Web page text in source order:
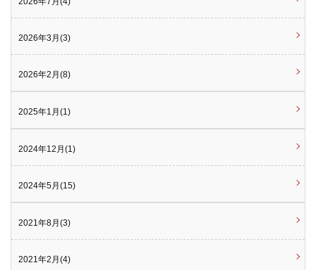
2026年3月(3)
2026年2月(8)
2025年1月(1)
2024年12月(1)
2024年5月(15)
2021年8月(3)
2021年2月(4)